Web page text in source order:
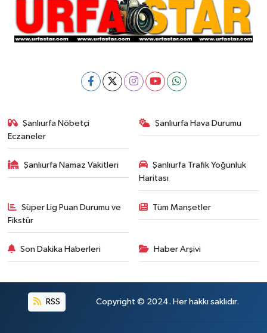
Şanlıurfa Nöbetçi
Eczaneler
Şanlıurfa Hava Durumu
Şanlıurfa Namaz Vakitleri
Şanlıurfa Trafik Yoğunluk
Haritası
Süper Lig Puan Durumu ve
Fikstür
Tüm Manşetler
Son Dakika Haberleri Haber Arşivi
RSS Copyright © 2024. Her hakkı saklıdır.